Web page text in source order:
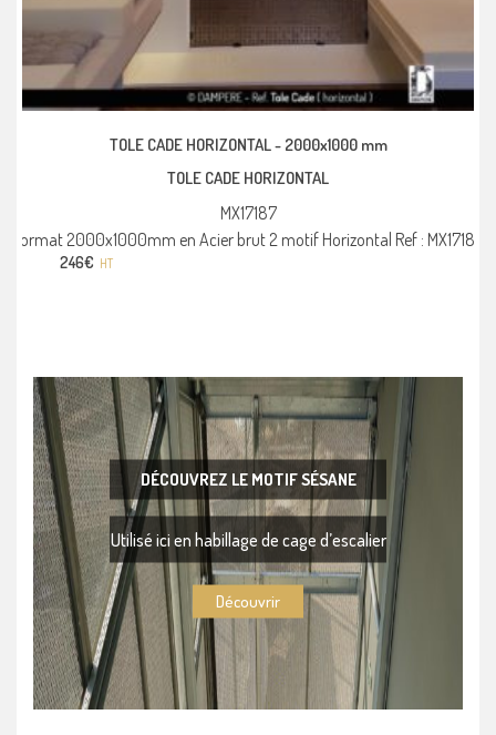
TOLE CADE HORIZONTAL - 2000x1000 mm
TOLE CADE HORIZONTAL
MX17187
Format 2000x1000mm en Acier brut 2 motif Horizontal Ref : MX17187
246€ HT
DÉCOUVREZ LE MOTIF SÉSANE
Utilisé ici en habillage de cage d’escalier
Découvrir